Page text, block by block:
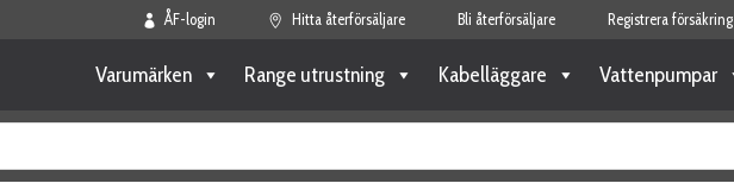
ÅF-login Hitta återförsäljare Bli återförsäljare Registrera försäkring
Varumärken Range utrustning Kabelläggare Vattenpumpar